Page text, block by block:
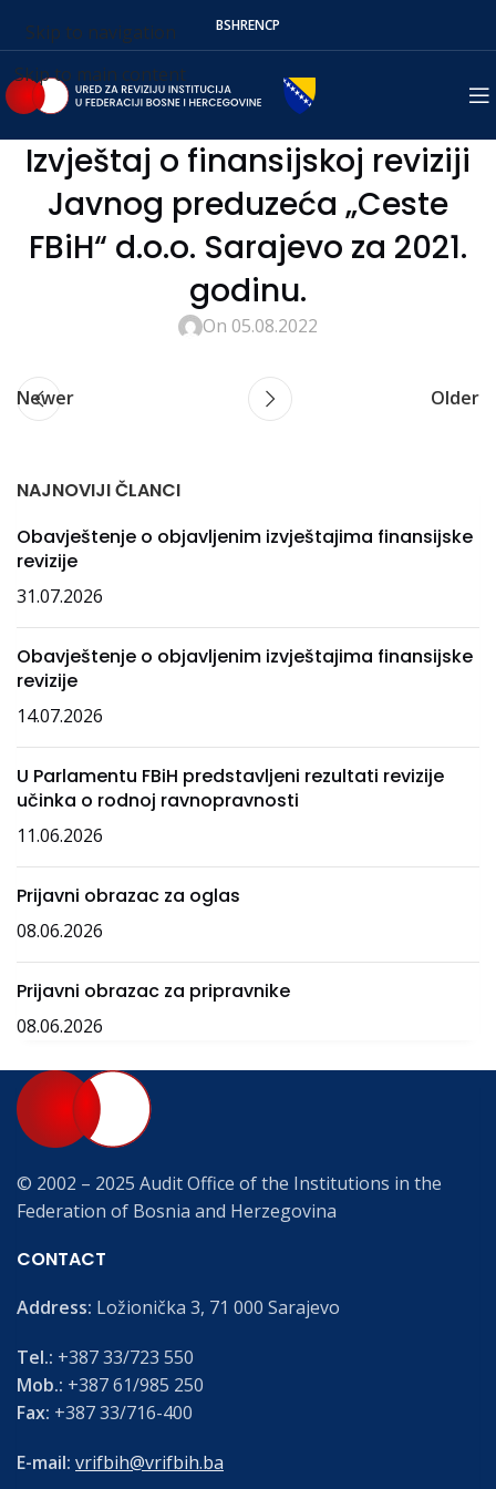
Skip to navigation
Skip to main content
BSHRENСР
Izvještaj o finansijskoj reviziji
Javnog preduzeća „Ceste
FBiH“ d.o.o. Sarajevo za 2021.
godinu.
On 05.08.2022
Newer Older
NAJNOVIJI ČLANCI
Obavještenje o objavljenim izvještajima finansijske
revizije
31.07.2026
Obavještenje o objavljenim izvještajima finansijske
revizije
14.07.2026
U Parlamentu FBiH predstavljeni rezultati revizije
učinka o rodnoj ravnopravnosti
11.06.2026
Prijavni obrazac za oglas
08.06.2026
Prijavni obrazac za pripravnike
08.06.2026
© 2002 – 2025 Audit Office of the Institutions in the
Federation of Bosnia and Herzegovina
CONTACT
Address: Ložionička 3, 71 000 Sarajevo
Tel.: +387 33/723 550
Mob.: +387 61/985 250
Fax: +387 33/716-400
E-mail: vrifbih@vrifbih.ba